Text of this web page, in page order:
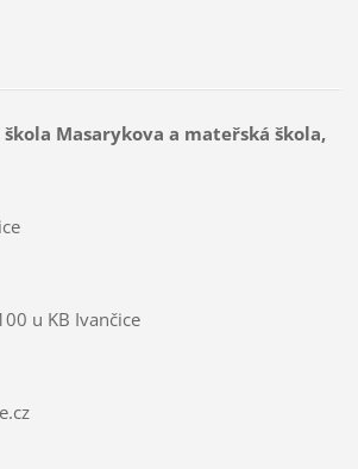
Masarykova a mateřská škola,
u KB Ivančice